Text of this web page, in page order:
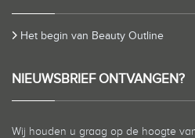
Het begin van Beauty Outline
NIEUWSBRIEF ONTVANGEN?
Wij houden u graag op de hoogte